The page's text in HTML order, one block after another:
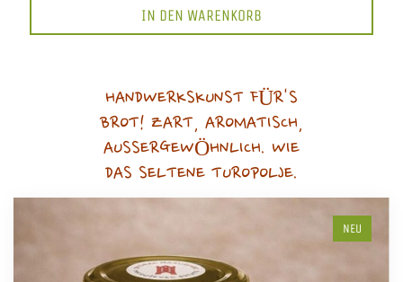
IN DEN WARENKORB
HANDWERKSKUNST FÜR'S
BROT! ZART, AROMATISCH,
AUSSERGEWÖHNLICH. WIE
DAS SELTENE TUROPOLJE.
NEU